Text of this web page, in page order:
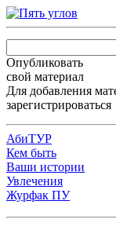
Опубликовать
свой материал
Для добавления
зарегистрироваться
АбиТУР
Кем быть
Ваши истории
Увлечения
Журфак ПУ